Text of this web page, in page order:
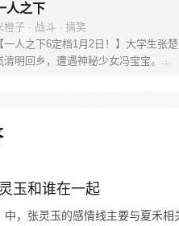
人之下
橙子 · 战斗 · 搞笑
【一人之下6定档1月2日！】大学生张楚
清明回乡，遭遇神秘少女冯宝宝。素
与爷爷身上的秘密，张楚岚的生活被
底颠覆，与冯宝宝一同踏上“异人”之
玉和谁在一起
中，张灵玉的感情线主要与夏禾